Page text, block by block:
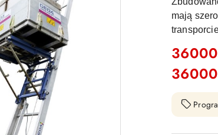
mają
cena:
Cena: